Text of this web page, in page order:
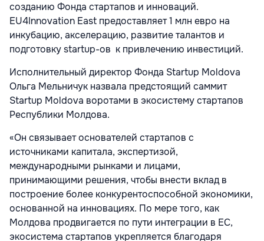
созданию Фонда стартапов и инноваций.
EU4Innovation East предоставляет 1 млн евро на
инкубацию, акселерацию, развитие талантов и
подготовку startup-ов к привлечению инвестиций.
Исполнительный директор Фонда Startup Moldova
Ольга Мельничук назвала предстоящий саммит
Startup Moldova воротами в экосистему стартапов
Республики Молдова.
«Он связывает основателей стартапов с
источниками капитала, экспертизой,
международными рынками и лицами,
принимающими решения, чтобы внести вклад в
построение более конкурентоспособной экономики,
основанной на инновациях. По мере того, как
Молдова продвигается по пути интеграции в ЕС,
экосистема стартапов укрепляется благодаря